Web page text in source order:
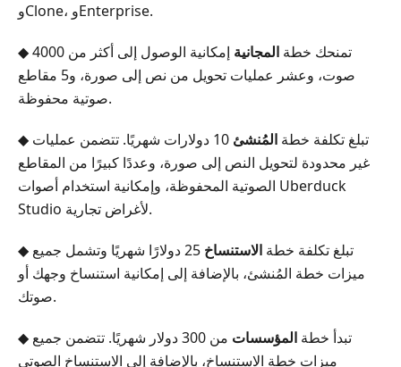
وClone، وEnterprise.
◆ تمنحك خطة المجانية
إمكانية الوصول إلى أكثر من 4000
صوت، وعشر عمليات تحويل من نص إلى صورة، و5 مقاطع
صوتية محفوظة.
◆ تبلغ تكلفة خطة المُنشئ
10 دولارات شهريًا. تتضمن عمليات
غير محدودة لتحويل النص إلى صورة، وعددًا كبيرًا من المقاطع
الصوتية المحفوظة، وإمكانية استخدام أصوات Uberduck
Studio لأغراض تجارية.
◆ تبلغ تكلفة خطة الاستنساخ
25 دولارًا شهريًا وتشمل جميع
ميزات خطة المُنشئ، بالإضافة إلى إمكانية استنساخ وجهك أو
صوتك.
◆ تبدأ خطة المؤسسات
من 300 دولار شهريًا. تتضمن جميع
ميزات خطة الاستنساخ، بالإضافة إلى الاستنساخ الصوتي